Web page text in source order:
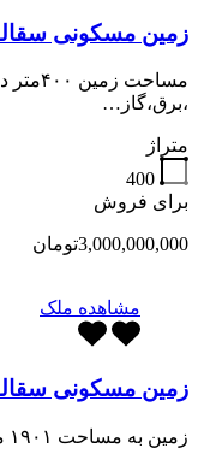
زمین مسکونی
مساحت
،برق،گاز…
متراژ
400
برای فروش
3,000,000,000تومان
مشاهده ملک
زمین مسکونی
زمین به مساحت ۱۹۰۱ متر مربع با ۲۹۷ متر مربع…